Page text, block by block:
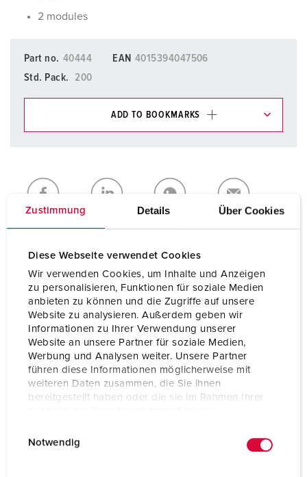
Zustimmung Details Über Cookies
Diese Webseite verwendet Cookies
Wir verwenden Cookies, um Inhalte und Anzeigen
zu personalisieren, Funktionen für soziale Medien
anbieten zu können und die Zugriffe auf unsere
Website zu analysieren. Außerdem geben wir
Informationen zu Ihrer Verwendung unserer
Website an unsere Partner für soziale Medien,
Werbung und Analysen weiter. Unsere Partner
führen diese Informationen möglicherweise mit
weiteren Daten zusammen, die Sie ihnen
bereitgestellt haben oder die sie im Rahmen Ihrer
Notwendig
2 modules
Part no. 40444 EAN 4015394047506
Std. Pack.
200
ADD TO BOOKMARKS
My list ADD
CREATE A NEW LIST
Technical specifications
Hinged window 40444